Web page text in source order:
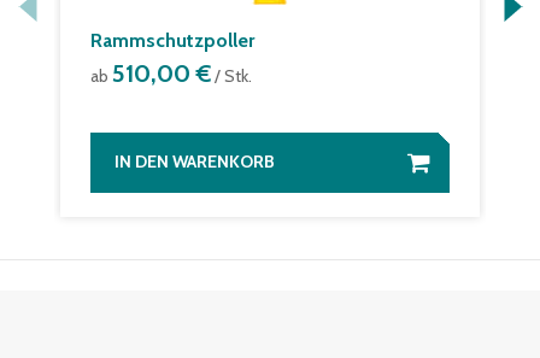
Rammschutzpoller
ab 510,00 €/ Stk.
IN DEN WARENKORB